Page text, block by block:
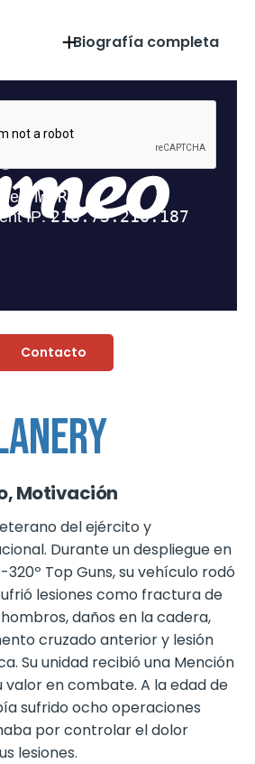
Contacto
Biografía completa
Motivación
del ejército y
Durante un despliegue en
Top Guns, su vehículo rodó
lesiones como fractura de
daños en la cadera,
cruzado anterior y lesión
Su unidad recibió una Mención
valor en combate. A la edad de
sufrido ocho operaciones
por controlar el dolor
lesiones.